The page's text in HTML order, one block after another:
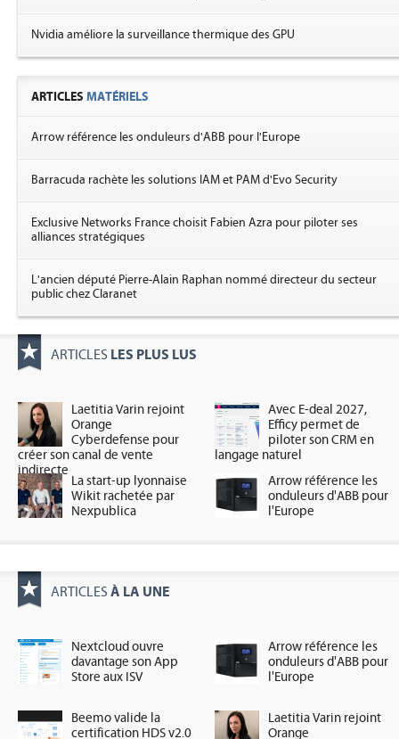
Nvidia améliore la surveillance thermique des GPU
ARTICLES MATÉRIELS
Arrow référence les onduleurs d'ABB pour l'Europe
Barracuda rachète les solutions IAM et PAM d'Evo Security
Exclusive Networks France choisit Fabien Azra pour piloter ses
alliances stratégiques
L'ancien député Pierre-Alain Raphan nommé directeur du secteur
public chez Claranet
ARTICLES LES PLUS LUS
Laetitia Varin rejoint
Orange
Cyberdefense pour
créer son canal de vente
indirecte
Avec E-deal 2027,
Efficy permet de
piloter son CRM en
langage naturel
La start-up lyonnaise
Wikit rachetée par
Nexpublica
Arrow référence les
onduleurs d'ABB pour
l'Europe
ARTICLES À LA UNE
Nextcloud ouvre
davantage son App
Store aux ISV
Arrow référence les
onduleurs d'ABB pour
l'Europe
Beemo valide la
certification HDS v2.0
Laetitia Varin rejoint
Orange